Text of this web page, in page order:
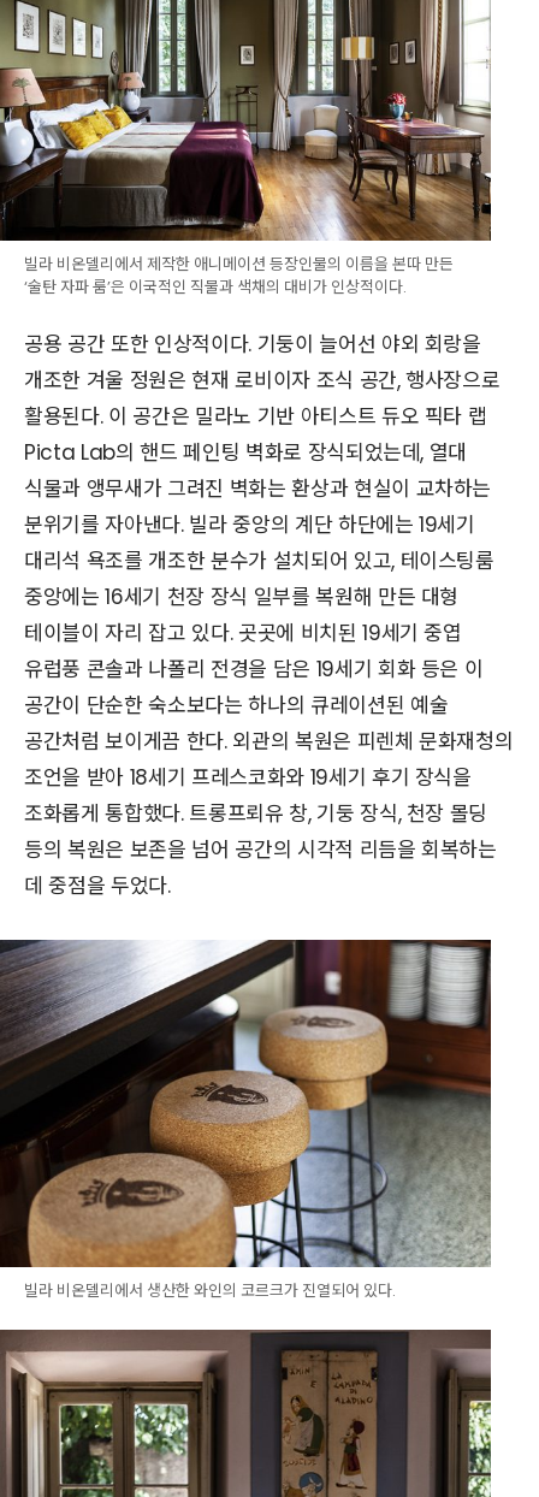
빌라 비온델리에서 제작한 애니메이션 등장인물의 이름을 본따 만든
‘술탄 자파 룸’은 이국적인 직물과 색채의 대비가 인상적이다.
공용 공간 또한 인상적이다. 기둥이 늘어선 야외 회랑을
개조한 겨울 정원은 현재 로비이자 조식 공간, 행사장으로
활용된다. 이 공간은 밀라노 기반 아티스트 듀오 픽타 랩
Picta Lab의 핸드 페인팅 벽화로 장식되었는데, 열대
식물과 앵무새가 그려진 벽화는 환상과 현실이 교차하는
분위기를 자아낸다. 빌라 중앙의 계단 하단에는 19세기
대리석 욕조를 개조한 분수가 설치되어 있고, 테이스팅룸
중앙에는 16세기 천장 장식 일부를 복원해 만든 대형
테이블이 자리 잡고 있다. 곳곳에 비치된 19세기 중엽
유럽풍 콘솔과 나폴리 전경을 담은 19세기 회화 등은 이
공간이 단순한 숙소보다는 하나의 큐레이션된 예술
공간처럼 보이게끔 한다. 외관의 복원은 피렌체 문화재청의
조언을 받아 18세기 프레스코화와 19세기 후기 장식을
조화롭게 통합했다. 트롱프뢰유 창, 기둥 장식, 천장 몰딩
등의 복원은 보존을 넘어 공간의 시각적 리듬을 회복하는
데 중점을 두었다.
빌라 비온델리에서 생산한 와인의 코르크가 진열되어 있다.